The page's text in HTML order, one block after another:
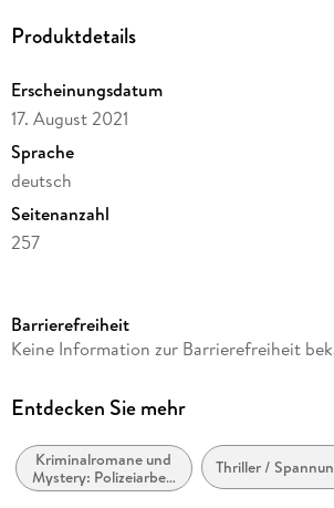
Finanzwelt. Vielmehr gerät sie ins Visier
Verstand Profit schlagen wollen. Der
die wahren Geschehnisse hinter der
Nakamoto auf und erzählt dessen fiktive
Wandel unserer Zeit.
Produktdetails
Erscheinungsdatum
17. August 2021
Sprache
deutsch
Seitenanzahl
257
Autor/Autorin
Verlag/Hersteller
Kopierschutz
ohne Kopierschutz
Barrierefreiheit
Keine Information zur Barrierefreiheit
Entdecken Sie mehr
Kriminalromane und
Mystery: Polizeiarbeit
& Forensik
Thriller /